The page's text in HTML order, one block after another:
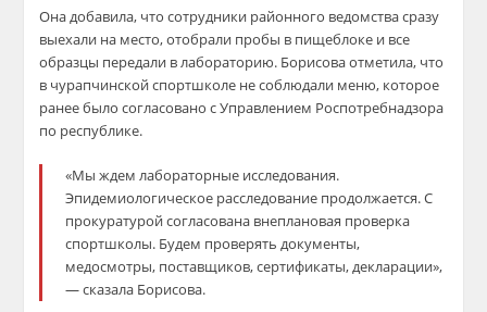
Она добавила, что сотрудники районного ведомства сразу
выехали на место, отобрали пробы в пищеблоке и все
образцы передали в лабораторию. Борисова отметила, что
в чурапчинской спортшколе не соблюдали меню, которое
ранее было согласовано с Управлением Роспотребнадзора
по республике.
«Мы ждем лабораторные исследования.
Эпидемиологическое расследование продолжается. С
прокуратурой согласована внеплановая проверка
спортшколы. Будем проверять документы,
медосмотры, поставщиков, сертификаты, декларации»,
— сказала Борисова.